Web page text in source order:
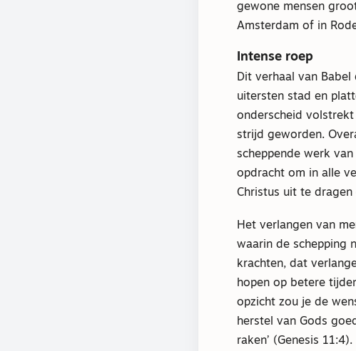
gewone mensen
Amsterdam of in
Intense roep
Dit verhaal van
uitersten stad en
onderscheid
strijd geworden.
scheppende werk
opdracht om in alle
Christus uit te
Het verlangen van
waarin de schepping
krachten, dat
hopen op betere
opzicht zou je de
herstel van Gods
raken’ (Genesis